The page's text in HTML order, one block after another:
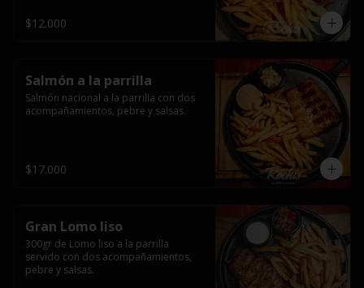
$12.000
Salmón a la parrilla
Salmón nacional a la parrilla con dos
acompañamientos, pebre y salsas.
$17.000
Gran Lomo liso
300gr de Lomo liso a la parrilla
servido con dos acompañamientos,
pebre y salsas.